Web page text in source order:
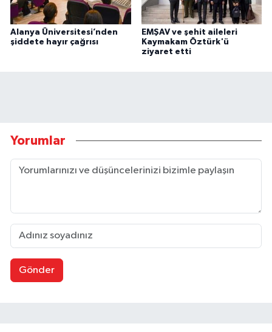
Alanya Üniversitesi’nden
şiddete hayır çağrısı
EMŞAV ve şehit aileleri
Kaymakam Öztürk'ü
ziyaret etti
Yorumlar
Gönder